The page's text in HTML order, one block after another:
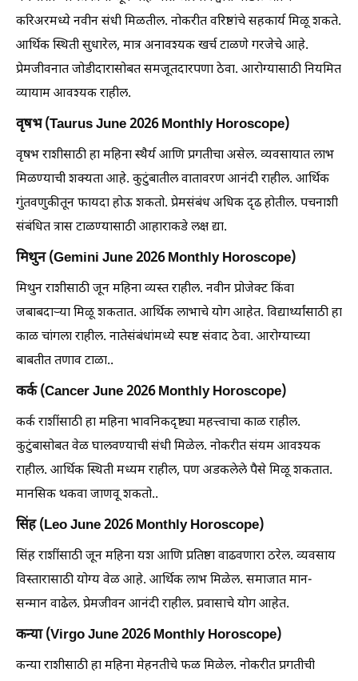
करिअरमध्ये नवीन संधी मिळतील. नोकरीत वरिष्ठांचे सहकार्य मिळू शकते.
आर्थिक स्थिती सुधारेल, मात्र अनावश्यक खर्च टाळणे गरजेचे आहे.
प्रेमजीवनात जोडीदारासोबत समजूतदारपणा ठेवा. आरोग्यासाठी नियमित
व्यायाम आवश्यक राहील.
वृषभ (Taurus June 2026 Monthly Horoscope)
वृषभ राशीसाठी हा महिना स्थैर्य आणि प्रगतीचा असेल. व्यवसायात लाभ
मिळण्याची शक्यता आहे. कुटुंबातील वातावरण आनंदी राहील. आर्थिक
गुंतवणुकीतून फायदा होऊ शकतो. प्रेमसंबंध अधिक दृढ होतील. पचनाशी
संबंधित त्रास टाळण्यासाठी आहाराकडे लक्ष द्या.
मिथुन (Gemini June 2026 Monthly Horoscope)
मिथुन राशीसाठी जून महिना व्यस्त राहील. नवीन प्रोजेक्ट किंवा
जबाबदाऱ्या मिळू शकतात. आर्थिक लाभाचे योग आहेत. विद्यार्थ्यांसाठी हा
काळ चांगला राहील. नातेसंबंधांमध्ये स्पष्ट संवाद ठेवा. आरोग्याच्या
बाबतीत तणाव टाळा..
कर्क (Cancer June 2026 Monthly Horoscope)
कर्क राशींसाठी हा महिना भावनिकदृष्ट्या महत्त्वाचा काळ राहील.
कुटुंबासोबत वेळ घालवण्याची संधी मिळेल. नोकरीत संयम आवश्यक
राहील. आर्थिक स्थिती मध्यम राहील, पण अडकलेले पैसे मिळू शकतात.
मानसिक थकवा जाणवू शकतो..
सिंह (Leo June 2026 Monthly Horoscope)
सिंह राशींसाठी जून महिना यश आणि प्रतिष्ठा वाढवणारा ठरेल. व्यवसाय
विस्तारासाठी योग्य वेळ आहे. आर्थिक लाभ मिळेल. समाजात मान-
सन्मान वाढेल. प्रेमजीवन आनंदी राहील. प्रवासाचे योग आहेत.
कन्या (Virgo June 2026 Monthly Horoscope)
कन्या राशीसाठी हा महिना मेहनतीचे फळ मिळेल. नोकरीत प्रगतीची